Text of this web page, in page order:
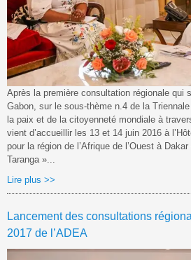
Après la première consultation régionale qui
Gabon, sur le sous-thème n.4 de la
la paix et de la citoyenneté mondiale à
vient d’accueillir les 13 et 14 juin 2016 à
pour la région de l’Afrique de l’Ouest à
Taranga »...
Lire plus >>
Lancement des consultations
2017 de l’ADEA